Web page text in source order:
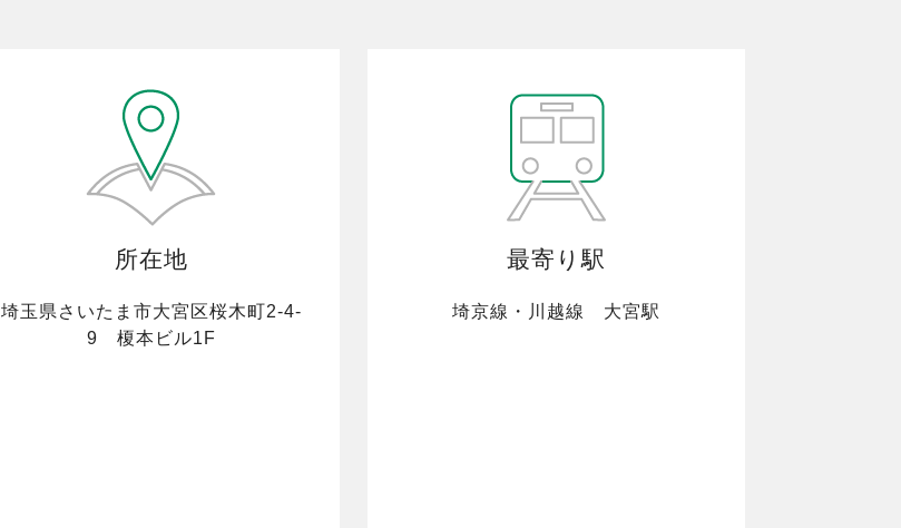
所在地
埼玉県さいたま市大宮区桜木町2-4-
9 榎本ビル1F
最寄り駅
埼京線・川越線 大宮駅